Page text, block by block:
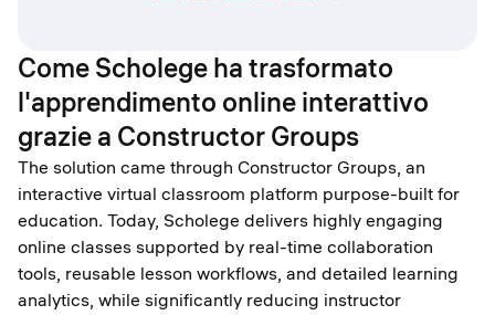
Come Scholege ha trasformato
l'apprendimento online interattivo
grazie a Constructor Groups
The solution came through Constructor Groups, an
interactive virtual classroom platform purpose-built for
education. Today, Scholege delivers highly engaging
online classes supported by real-time collaboration
tools, reusable lesson workflows, and detailed learning
analytics, while significantly reducing instructor